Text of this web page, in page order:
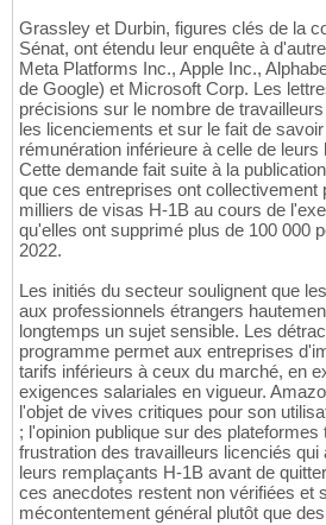
Grassley et Durbin, figures clés de la
Sénat, ont étendu leur enquête à
Meta Platforms Inc., Apple Inc.,
de Google) et Microsoft Corp. Les
précisions sur le nombre de
les licenciements et sur le fait de
rémunération inférieure à celle de
Cette demande fait suite à la
que ces entreprises ont collectivement
milliers de visas H-1B au cours de
qu'elles ont supprimé plus de 100 000
2022.
Les initiés du secteur soulignent que
aux professionnels étrangers
longtemps un sujet sensible. Les
programme permet aux entreprises
tarifs inférieurs à ceux du marché, en
exigences salariales en vigueur.
l'objet de vives critiques pour son
; l'opinion publique sur des plateformes
frustration des travailleurs licenciés
leurs remplaçants H-1B avant de
ces anecdotes restent non vérifiées et
mécontentement général plutôt que